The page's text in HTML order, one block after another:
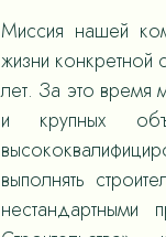
Миссия нашей
жизни конкретной
лет. За это время
и крупных
выполнять